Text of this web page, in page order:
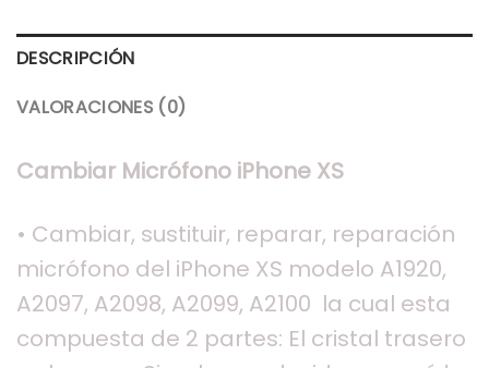
DESCRIPCIÓN
VALORACIONES (0)
Cambiar Micrófono iPhone XS
• Cambiar, sustituir, reparar, reparación
micrófono del iPhone XS modelo A1920,
A2097, A2098, A2099, A2100 la cual esta
compuesta de 2 partes: El cristal trasero